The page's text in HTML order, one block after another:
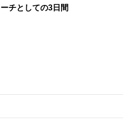
ーチとしての3日間